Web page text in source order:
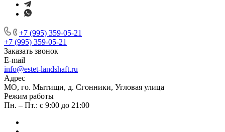
+7 (995) 359-05-21
+7 (995) 359-05-21
Заказать звонок
E-mail
info@estet-landshaft.ru
Адрес
МО, го. Мытищи, д. Сгонники, Угловая улица
Режим работы
Пн. – Пт.: с 9:00 до 21:00